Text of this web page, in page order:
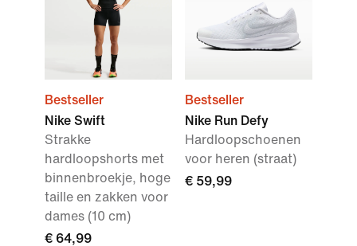
Bestseller
Nike Swift
Strakke
hardloopshorts met
binnenbroekje, hoge
taille en zakken voor
dames (10 cm)
€ 64,99
Bestseller
Nike Run Defy
Hardloopschoenen
voor heren (straat)
€ 59,99